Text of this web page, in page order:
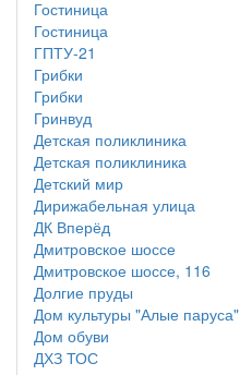
Гостиница
Гостиница
ГПТУ-21
Грибки
Грибки
Гринвуд
Детская поликлиника
Детская поликлиника
Детский мир
Дирижабельная улица
ДК Вперёд
Дмитровское шоссе
Дмитровское шоссе, 116
Долгие пруды
Дом культуры "Алые паруса"
Дом обуви
ДХЗ ТОС